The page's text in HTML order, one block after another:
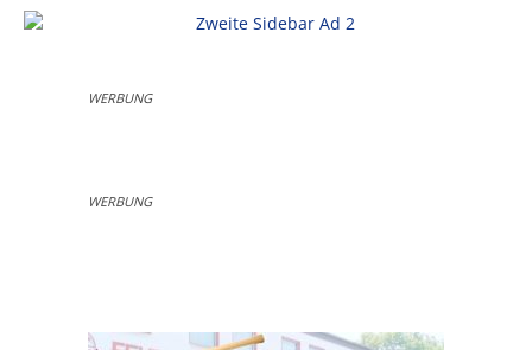
WERBUNG
WERBUNG